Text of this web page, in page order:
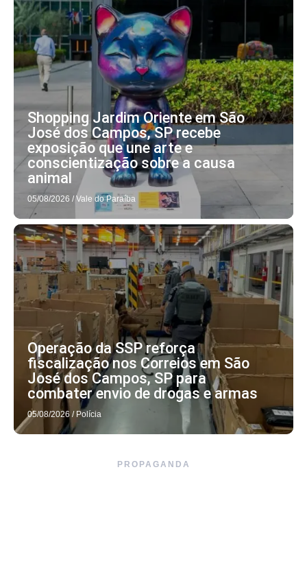
Shopping Jardim Oriente em São
José dos Campos, SP recebe
exposição que une arte e
conscientização sobre a causa
animal
05/08/2026 / Vale do Paraíba
Operação da SSP reforça
fiscalização nos Correios em São
José dos Campos, SP para
combater envio de drogas e armas
05/08/2026 / Polícia
PROPAGANDA